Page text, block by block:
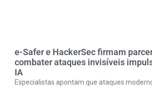
e-Safer e HackerSec firmam
combater ataques invisíveis
IA
Especialistas apontam que ataques